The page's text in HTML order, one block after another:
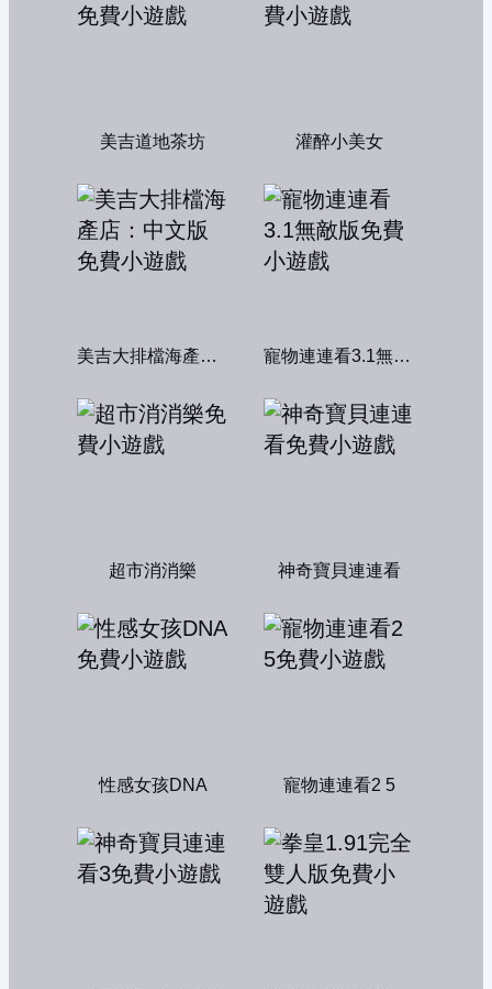
美吉道地茶坊 灌醉小美女
美吉大排檔海產店：中文版 寵物連連看3.1無敵版
超市消消樂 神奇寶貝連連看
性感女孩DNA 寵物連連看2 5